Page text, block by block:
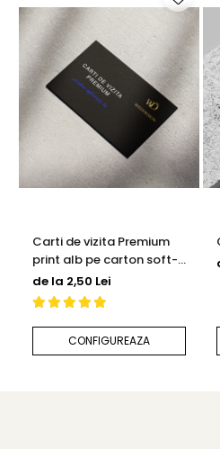
Carti de vizita Premium
print alb pe carton soft-
touch
de la 2,50 Lei
CONFIGUREAZA